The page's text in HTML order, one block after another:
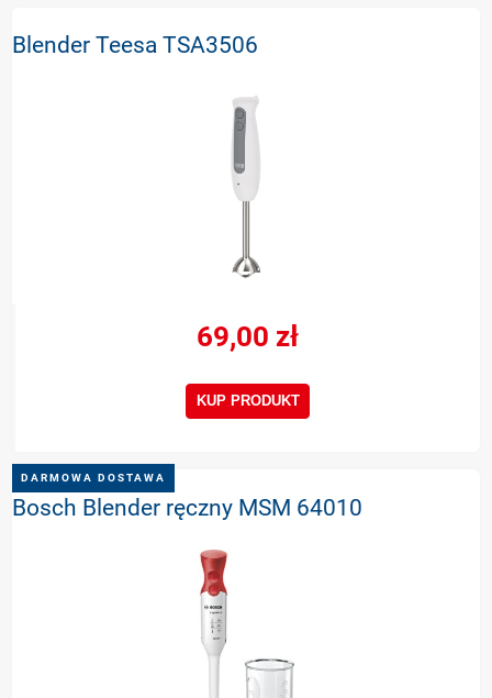
Blender Teesa TSA3506
69,00 zł
KUP PRODUKT
Bosch Blender ręczny MSM 64010
DARMOWA DOSTAWA